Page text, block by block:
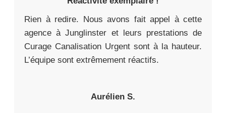
Rien à redire. Nous avons fait appel à cette
agence à Junglinster et leurs prestations de
Curage Canalisation Urgent sont à la hauteur.
L’équipe sont extrêmement réactifs.
Aurélien S.